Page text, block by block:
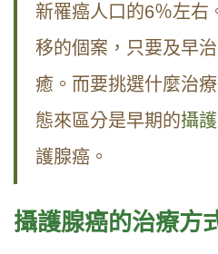
新罹癌人口的6％左右
移的個案，只要及早
癒。而要挑選什麼治
態來區分是早期的攝
護腺癌。
攝護腺癌的治療方